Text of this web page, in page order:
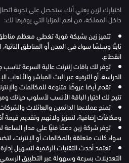
اختيارك لزين يعني أنك ستحصل على تجربة
داخل المملكة، من أهم المزايا التي يوفرها لك:
تتميز زين بشبكة قوية تغطي معظم
ثابتًا وسلسًا سواء في المدن أو المناطق
انقطاع.
توفر لك باقات إنترنت عالية السرعة تناسب
الدراسة، أو الترفيه عبر البث المباشر والألعاب
تقدم أيضا عروضًا متنوعة للمكالمات
تتيح لك اختيار الباقة الأنسب لأسلوب حياتك
تمنح عملاءها الدائمين والعائلات
ومكافآت إضافية، لتعزيز ولائهم وتقديم قيمة
توفر شركة زين دعمًا فنيًا على مدار
سواء كانت متعلقة بالمكالمات أو الإنترنت،
تعتمد أحدث التقنيات الرقمية لتسهيل
التعديلات بسرعة وسهولة عبر التطبيق